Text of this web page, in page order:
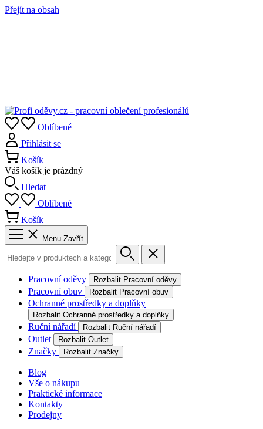
Přejít na obsah
Oblíbené
Přihlásit se
Košík
Váš košík je prázdný
Hledat
Oblíbené
Košík
Menu Zavřít
Pracovní oděvy Rozbalit Pracovní oděvy
Pracovní obuv Rozbalit Pracovní obuv
Ochranné prostředky a doplňky
Rozbalit Ochranné prostředky a doplňky
Ruční nářadí Rozbalit Ruční nářadí
Outlet Rozbalit Outlet
Značky Rozbalit Značky
Blog
Vše o nákupu
Praktické informace
Kontakty
Prodejny